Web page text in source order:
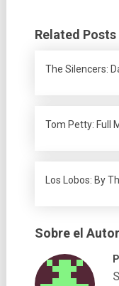
Related Posts
The Silencers:
Tom Petty: Full
Los Lobos: By
Sobre el Autor